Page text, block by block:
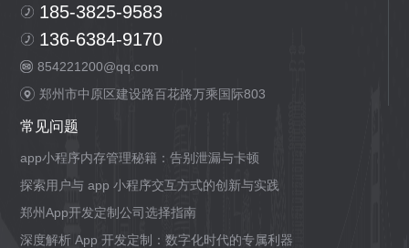
185-3825-9583
136-6384-9170
854221200@qq.com
郑州市中原区建设路百花路万乘国际803
常见问题
app小程序内存管理秘籍：告别泄漏与卡顿
探索用户与 app 小程序交互方式的创新与实践
郑州App开发定制公司选择指南
深度解析 App 开发定制：数字化时代的专属利器